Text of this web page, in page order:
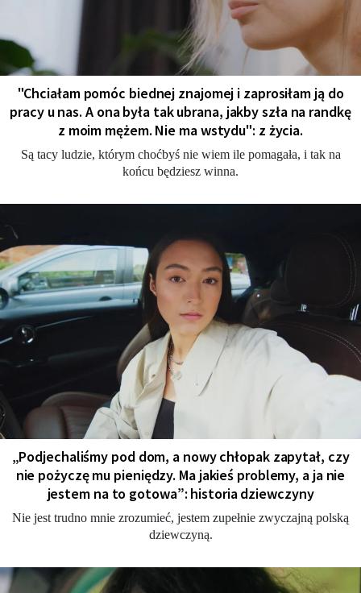
"Chciałam pomóc biednej znajomej i zaprosiłam ją do
pracy u nas. A ona była tak ubrana, jakby szła na randkę
z moim mężem. Nie ma wstydu": z życia.
Są tacy ludzie, którym choćbyś nie wiem ile pomagała, i tak na
końcu będziesz winna.
„Podjechaliśmy pod dom, a nowy chłopak zapytał, czy
nie pożyczę mu pieniędzy. Ma jakieś problemy, a ja nie
jestem na to gotowa”: historia dziewczyny
Nie jest trudno mnie zrozumieć, jestem zupełnie zwyczajną polską
dziewczyną.